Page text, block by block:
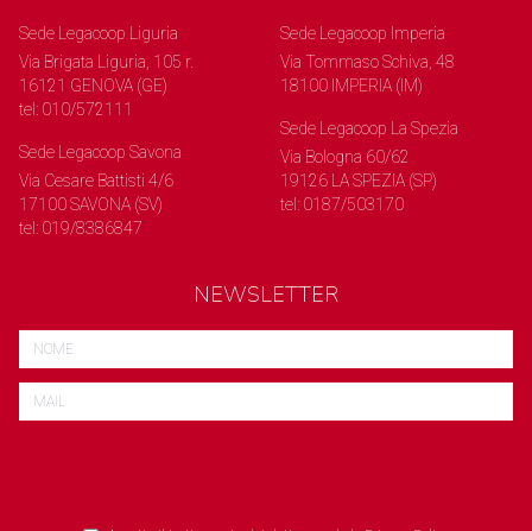
Sede Legacoop Liguria
Via Brigata Liguria, 105 r.
16121 GENOVA (GE)
tel: 010/572111
Sede Legacoop Savona
Via Cesare Battisti 4/6
17100 SAVONA (SV)
tel: 019/8386847
Sede Legacoop Imperia
Via Tommaso Schiva, 48
18100 IMPERIA (IM)
Sede Legacoop La Spezia
Via Bologna 60/62
19126 LA SPEZIA (SP)
tel: 0187/503170
NEWSLETTER